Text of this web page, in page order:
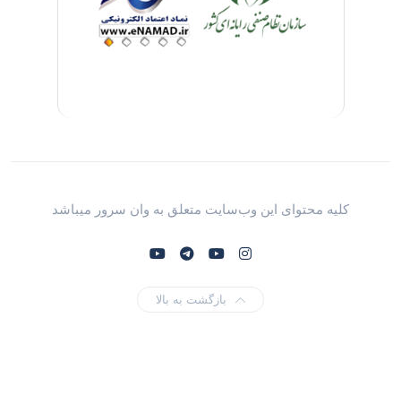
کلیه محتوای این وب‌سایت متعلق به وان سرور میباشد
بازگشت به بالا